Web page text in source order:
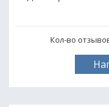
Кол-во